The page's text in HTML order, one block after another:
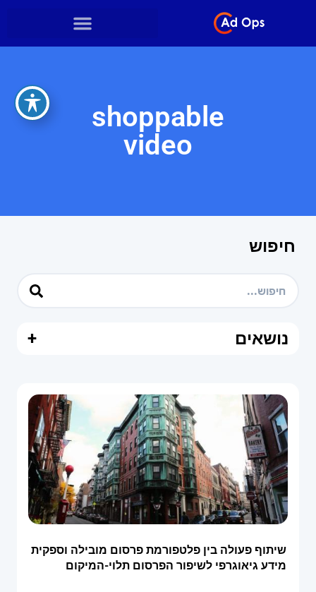
shoppable
video
חיפוש
נושאים +
שיתוף פעולה בין פלטפורמת פרסום מובילה וספקית
מידע גיאוגרפי לשיפור הפרסום תלוי-המיקום